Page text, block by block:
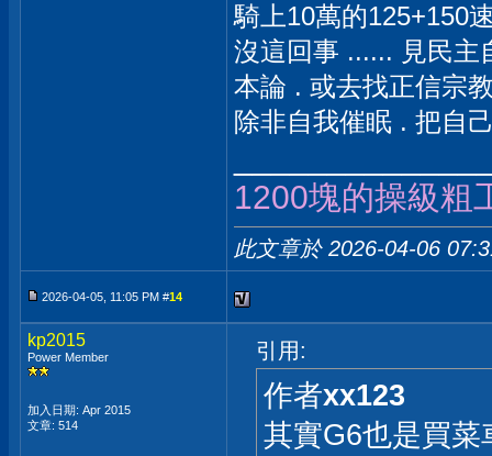
騎上10萬的125+150
沒這回事 ...... 見民主
本論 . 或去找正信宗
除非自我催眠 . 把自
1200塊的操級粗
此文章於 2026-04-06
2026-04-05, 11:05 PM #14
kp2015
Power Member
加入日期: Apr 2015
文章: 514
引用:
作者xx123
其實G6也是買